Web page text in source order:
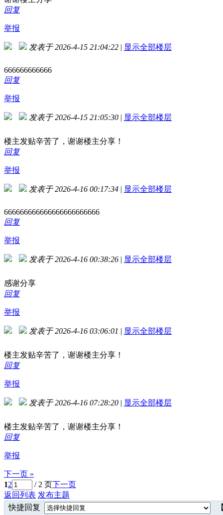
回复
举报
发表于 2026-4-15 21:04:22 | 显示全部楼层
666666666666
回复
举报
发表于 2026-4-15 21:05:30 | 显示全部楼层
楼主发贴辛苦了，谢谢楼主分享！
回复
举报
发表于 2026-4-16 00:17:34 | 显示全部楼层
666666666666666666666666
回复
举报
发表于 2026-4-16 00:38:26 | 显示全部楼层
感谢分享
回复
举报
发表于 2026-4-16 03:06:01 | 显示全部楼层
楼主发贴辛苦了，谢谢楼主分享！
回复
举报
发表于 2026-4-16 07:28:20 | 显示全部楼层
楼主发贴辛苦了，谢谢楼主分享！
回复
举报
下一页 »
12 / 2 页下一页
返回列表 发布主题
快捷回复